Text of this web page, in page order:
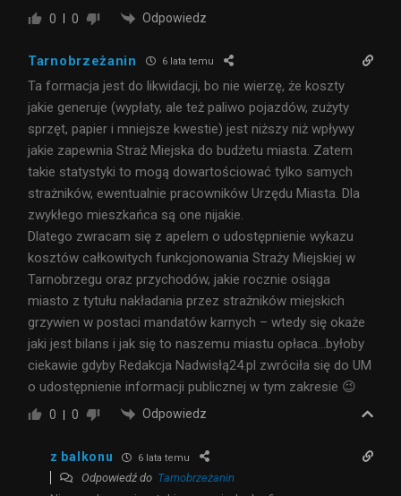
0 0 Odpowiedz
Tarnobrzeżanin 6 lata temu
Ta formacja jest do likwidacji, bo nie wierzę, że koszty
jakie generuje (wypłaty, ale też paliwo pojazdów, zużyty
sprzęt, papier i mniejsze kwestie) jest niższy niż wpływy
jakie zapewnia Straż Miejska do budżetu miasta. Zatem
takie statystyki to mogą dowartościować tylko samych
strażników, ewentualnie pracowników Urzędu Miasta. Dla
zwykłego mieszkańca są one nijakie.
Dlatego zwracam się z apelem o udostępnienie wykazu
kosztów całkowitych funkcjonowania Straży Miejskiej w
Tarnobrzegu oraz przychodów, jakie rocznie osiąga
miasto z tytułu nakładania przez strażników miejskich
grzywien w postaci mandatów karnych – wtedy się okaże
jaki jest bilans i jak się to naszemu miastu opłaca…byłoby
ciekawie gdyby Redakcja Nadwisłą24.pl zwróciła się do UM
o udostępnienie informacji publicznej w tym zakresie 😉
0 0 Odpowiedz
z balkonu 6 lata temu
Odpowiedź do Tarnobrzeżanin